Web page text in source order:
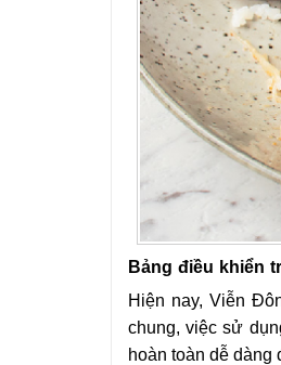
Bảng điều khiển
Hiện nay, Viễn
chung, việc sử
hoàn toàn dễ